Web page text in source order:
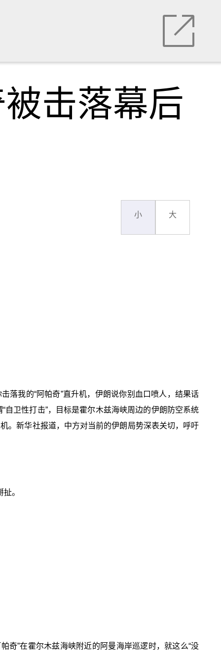
击落幕后
小 大
落我的“阿帕奇”直升机，伊朗说你别血口喷人，结果话
卫性打击”，目标是霍尔木兹海峡周边的伊朗防空系统
。新华社报道，中方对当前的伊朗局势深表关切，呼吁
。
奇”在霍尔木兹海峡附近的阿曼海岸巡逻时，就这么“没